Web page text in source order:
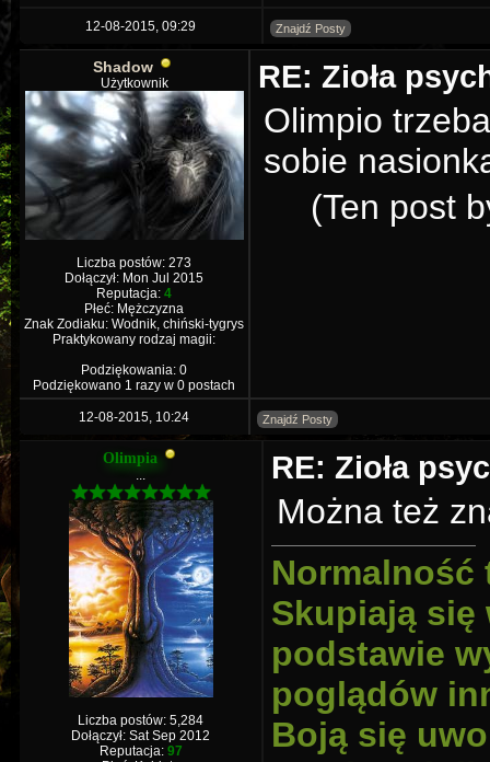
12-08-2015, 09:29 Znajdź Posty
Shadow
Użytkownik
Liczba postów: 273
Dołączył: Mon Jul 2015
Reputacja: 4
Płeć: Mężczyzna
Znak Zodiaku: Wodnik, chiński-tygrys
Praktykowany rodzaj magii:
Podziękowania: 0
Podziękowano 1 razy w 0 postach
RE: Zioła
Olimpio
sobie
(Ten post
12-08-2015, 10:24 Znajdź Posty
Olimpia
...
Liczba postów: 5,284
Dołączył: Sat Sep 2012
Reputacja: 97
RE: Zioła
Można też
Normalność
Skupiają
podstawie
poglądów
Boją się